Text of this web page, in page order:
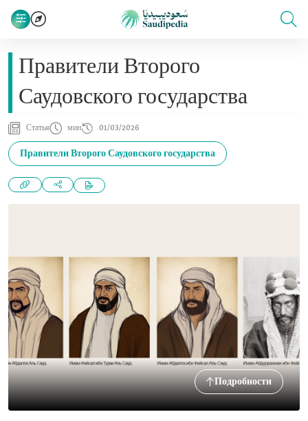
Правители Второго
Саудовского государства
Статья мин 01/03/2026
Правители Второго Саудовского государства
Подробности